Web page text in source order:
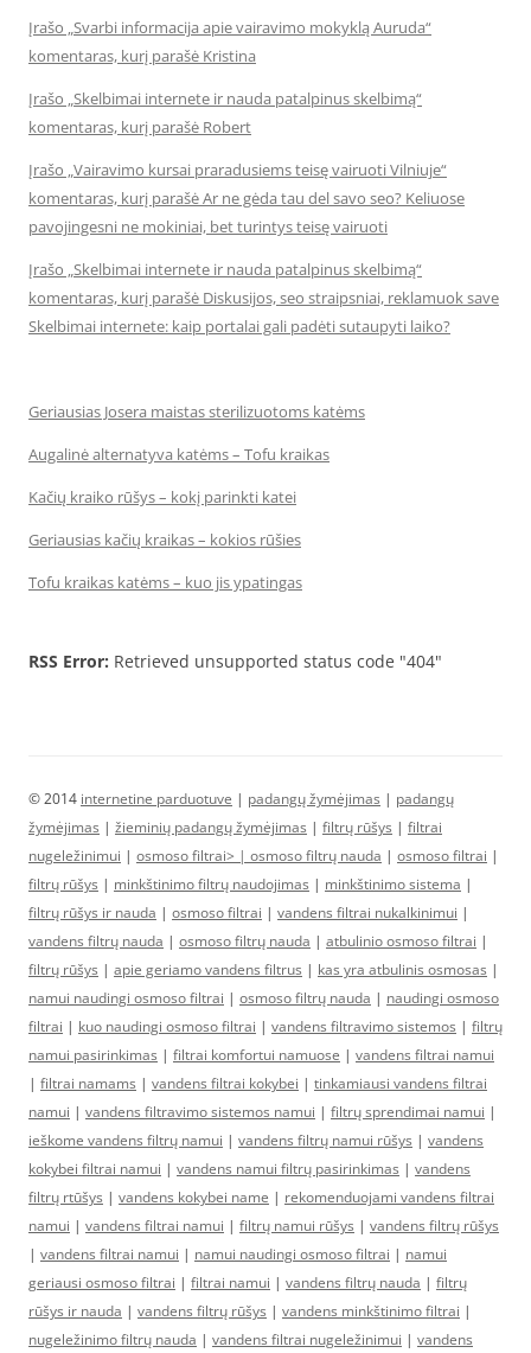
Įrašo „Svarbi informacija apie vairavimo mokyklą Auruda“
komentaras, kurį parašė Kristina
Įrašo „Skelbimai internete ir nauda patalpinus skelbimą“
komentaras, kurį parašė Robert
Įrašo „Vairavimo kursai praradusiems teisę vairuoti Vilniuje“
komentaras, kurį parašė Ar ne gėda tau del savo seo? Keliuose
pavojingesni ne mokiniai, bet turintys teisę vairuoti
Įrašo „Skelbimai internete ir nauda patalpinus skelbimą“
komentaras, kurį parašė Diskusijos, seo straipsniai, reklamuok save
Skelbimai internete: kaip portalai gali padėti sutaupyti laiko?
Geriausias Josera maistas sterilizuotoms katėms
Augalinė alternatyva katėms – Tofu kraikas
Kačių kraiko rūšys – kokį parinkti katei
Geriausias kačių kraikas – kokios rūšies
Tofu kraikas katėms – kuo jis ypatingas
RSS Error: Retrieved unsupported status code "404"
© 2014 internetine parduotuve | padangų žymėjimas | padangų
žymėjimas | žieminių padangų žymėjimas | filtrų rūšys | filtrai
nugeležinimui | osmoso filtrai> | osmoso filtrų nauda | osmoso filtrai |
filtrų rūšys | minkštinimo filtrų naudojimas | minkštinimo sistema |
filtrų rūšys ir nauda | osmoso filtrai | vandens filtrai nukalkinimui |
vandens filtrų nauda | osmoso filtrų nauda | atbulinio osmoso filtrai |
filtrų rūšys | apie geriamo vandens filtrus | kas yra atbulinis osmosas |
namui naudingi osmoso filtrai | osmoso filtrų nauda | naudingi osmoso
filtrai | kuo naudingi osmoso filtrai | vandens filtravimo sistemos | filtrų
namui pasirinkimas | filtrai komfortui namuose | vandens filtrai namui
| filtrai namams | vandens filtrai kokybei | tinkamiausi vandens filtrai
namui | vandens filtravimo sistemos namui | filtrų sprendimai namui |
ieškome vandens filtrų namui | vandens filtrų namui rūšys | vandens
kokybei filtrai namui | vandens namui filtrų pasirinkimas | vandens
filtrų rtūšys | vandens kokybei name | rekomenduojami vandens filtrai
namui | vandens filtrai namui | filtrų namui rūšys | vandens filtrų rūšys
| vandens filtrai namui | namui naudingi osmoso filtrai | namui
geriausi osmoso filtrai | filtrai namui | vandens filtrų nauda | filtrų
rūšys ir nauda | vandens filtrų rūšys | vandens minkštinimo filtrai |
nugeležinimo filtrų nauda | vandens filtrai nugeležinimui | vandens